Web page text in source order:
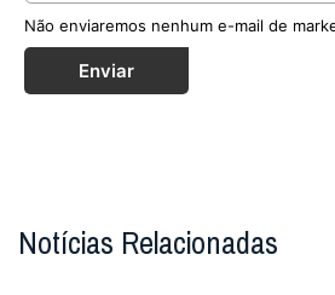
Não enviaremos nenhum e-mail de
Enviar
Notícias Relacionadas